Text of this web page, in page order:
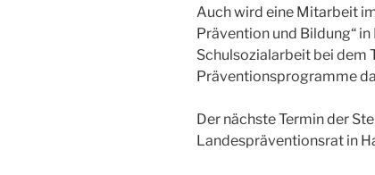
Auch wird eine Mitarbeit
Prävention und Bildung“
Schulsozialarbeit bei dem
Präventionsprogramme
Der nächste Termin der
Landespräventionsrat in